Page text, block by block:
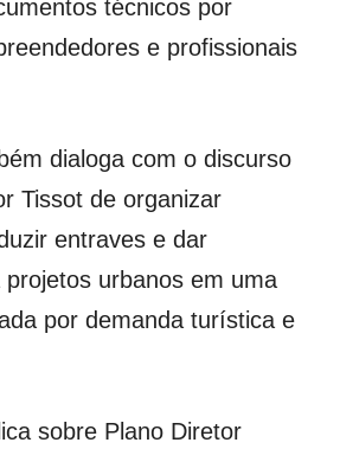
técnicos por
e profissionais
dialoga com o discurso
Tissot de organizar
entraves e dar
projetos urbanos em uma
por demanda turística e
sobre Plano Diretor